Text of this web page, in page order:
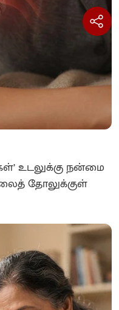
உடலுக்கு நன்மை
தோலுக்குள்